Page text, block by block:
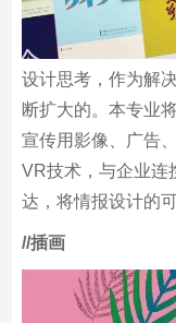
设计思考，作为解
断扩大的。本专业
宣传用影像、广告
达，将情报设计的